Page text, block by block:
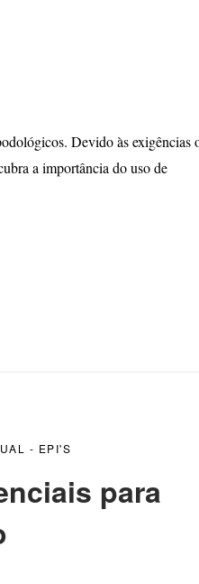
Devido às exigências
a importância do uso de
- EPI'S
para